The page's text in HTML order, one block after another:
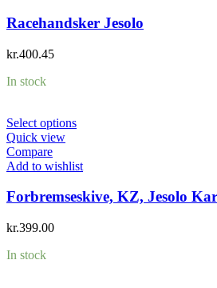
Racehandsker Jesolo
kr.400.45
In stock
Select options
Quick view
Compare
Add to wishlist
Forbremseskive, KZ, Jesolo
kr.399.00
In stock